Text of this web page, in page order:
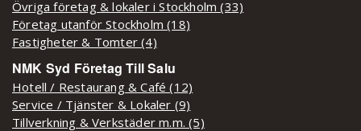
Övriga företag & lokaler i Stockholm (33)
Företag utanför Stockholm (18)
Fastigheter & Tomter (4)
NMK Syd Företag Till Salu
Hotell / Restaurang & Café (12)
Service / Tjänster & Lokaler (9)
Tillverkning & Verkstäder m.m. (5)